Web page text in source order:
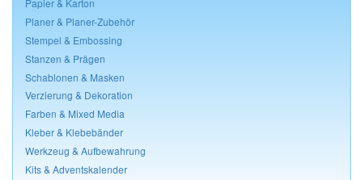
Planer & Planer-Zubehör
Stempel & Embossing
Stanzen & Prägen
Schablonen & Masken
Verzierung & Dekoration
Farben & Mixed Media
Kleber & Klebebänder
Werkzeug & Aufbewahrung
Kits & Adventskalender